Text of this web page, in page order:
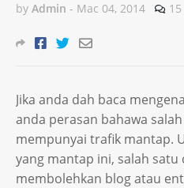
by Admin - Mac 04, 2014
Jika anda dah baca
anda perasan bahawa
mempunyai trafik mantap.
yang mantap ini, salah satu
membolehkan blog atau